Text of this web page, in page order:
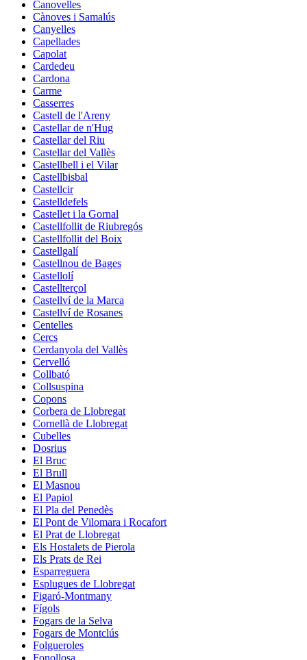
Canovelles
Cànoves i Samalús
Canyelles
Capellades
Capolat
Cardedeu
Cardona
Carme
Casserres
Castell de l'Areny
Castellar de n'Hug
Castellar del Riu
Castellar del Vallès
Castellbell i el Vilar
Castellbisbal
Castellcir
Castelldefels
Castellet i la Gornal
Castellfollit de Riubregós
Castellfollit del Boix
Castellgalí
Castellnou de Bages
Castellolí
Castellterçol
Castellví de la Marca
Castellví de Rosanes
Centelles
Cercs
Cerdanyola del Vallès
Cervelló
Collbató
Collsuspina
Copons
Corbera de Llobregat
Cornellà de Llobregat
Cubelles
Dosrius
El Bruc
El Brull
El Masnou
El Papiol
El Pla del Penedès
El Pont de Vilomara i Rocafort
El Prat de Llobregat
Els Hostalets de Pierola
Els Prats de Rei
Esparreguera
Esplugues de Llobregat
Figaró-Montmany
Fígols
Fogars de la Selva
Fogars de Montclús
Folgueroles
Fonollosa